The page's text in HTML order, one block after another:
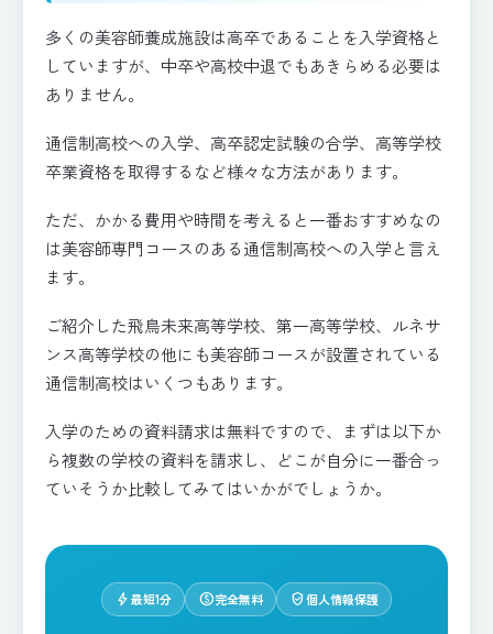
多くの美容師養成施設は高卒であることを入学資格と
していますが、中卒や高校中退でもあきらめる必要は
ありません。
通信制高校への入学、高卒認定試験の合学、高等学校
卒業資格を取得するなど様々な方法があります。
ただ、かかる費用や時間を考えると一番おすすめなの
は美容師専門コースのある通信制高校への入学と言え
ます。
ご紹介した飛鳥未来高等学校、第一高等学校、ルネサ
ンス高等学校の他にも美容師コースが設置されている
通信制高校はいくつもあります。
入学のための資料請求は無料ですので、まずは以下か
ら複数の学校の資料を請求し、どこが自分に一番合っ
ていそうか比較してみてはいかがでしょうか。
bolt最短1分 paid完全無料 verified_user個人情報保護